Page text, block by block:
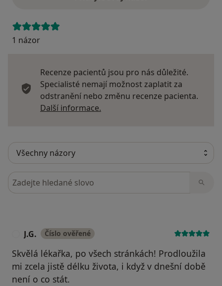
1 názor
Recenze pacientů jsou pro nás důležité.
Specialisté nemají možnost zaplatit za
odstranění nebo změnu recenze pacienta.
Další informace.
Hledejte v názorech
J.G. Číslo ověřené
Skvělá lékařka, po všech stránkách! Prodloužila
mi zcela jistě délku života, i když v dnešní době
není o co stát.